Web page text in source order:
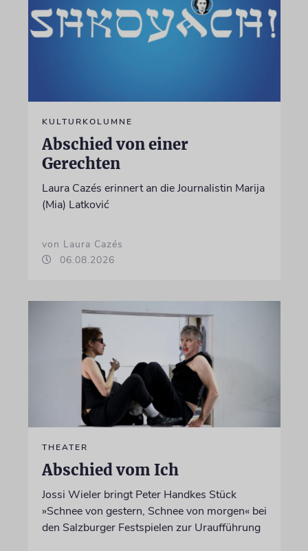
KULTURKOLUMNE
Abschied von einer
Gerechten
Laura Cazés erinnert an die Journalistin Marija
(Mia) Latković
von Laura Cazés
06.08.2026
THEATER
Abschied vom Ich
Jossi Wieler bringt Peter Handkes Stück
»Schnee von gestern, Schnee von morgen« bei
den Salzburger Festspielen zur Uraufführung